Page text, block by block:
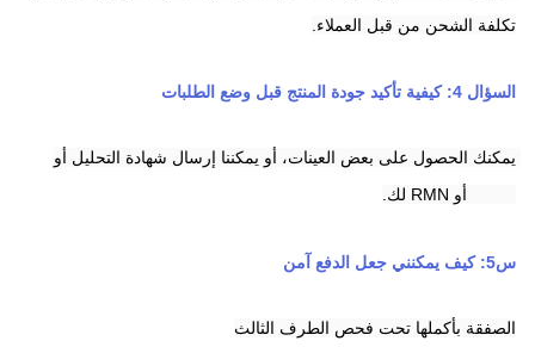
تكلفة الشحن من قبل العملاء.
السؤال 4: كيفية تأكيد جودة المنتج قبل وضع الطلبات
يمكنك الحصول على بعض العينات، أو يمكننا إرسال شهادة التحليل أو
س5: كيف يمكنني جعل الدفع آمن
الصفقة بأكملها تحت فحص الطرف الثالث